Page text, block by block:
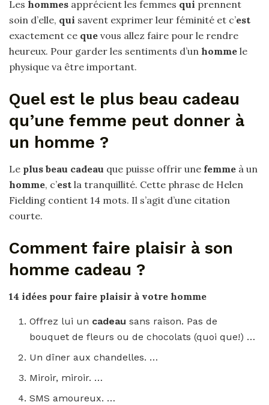
Les hommes apprécient les femmes qui prennent
soin d’elle, qui savent exprimer leur féminité et c’est
exactement ce que vous allez faire pour le rendre
heureux. Pour garder les sentiments d’un homme le
physique va être important.
Quel est le plus beau cadeau
qu’une femme peut donner à
un homme ?
Le plus beau cadeau que puisse offrir une femme à un
homme, c’est la tranquillité. Cette phrase de Helen
Fielding contient 14 mots. Il s’agit d’une citation
courte.
Comment faire plaisir à son
homme cadeau ?
14 idées pour faire plaisir à votre homme
Offrez lui un cadeausans raison. Pas de
bouquet de fleurs ou de chocolats (quoi que!) …
Un dîner aux chandelles. …
Miroir, miroir. …
SMS amoureux. …